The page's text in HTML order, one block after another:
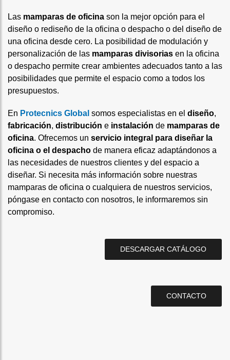
Las mamparas de oficina son la mejor opción para el
diseño o rediseño de la oficina o despacho o del diseño de
una oficina desde cero. La posibilidad de modulación y
personalización de las mamparas divisorias en la oficina
o despacho permite crear ambientes adecuados tanto a las
posibilidades que permite el espacio como a todos los
presupuestos.
En Protecnics Global somos especialistas en el diseño,
fabricación, distribución e instalación de mamparas de
oficina. Ofrecemos un servicio integral para diseñar la
oficina o el despacho de manera eficaz adaptándonos a
las necesidades de nuestros clientes y del espacio a
diseñar. Si necesita más información sobre nuestras
mamparas de oficina o cualquiera de nuestros servicios,
póngase en contacto con nosotros, le informaremos sin
compromiso.
DESCARGAR CATÁLOGO
CONTACTO